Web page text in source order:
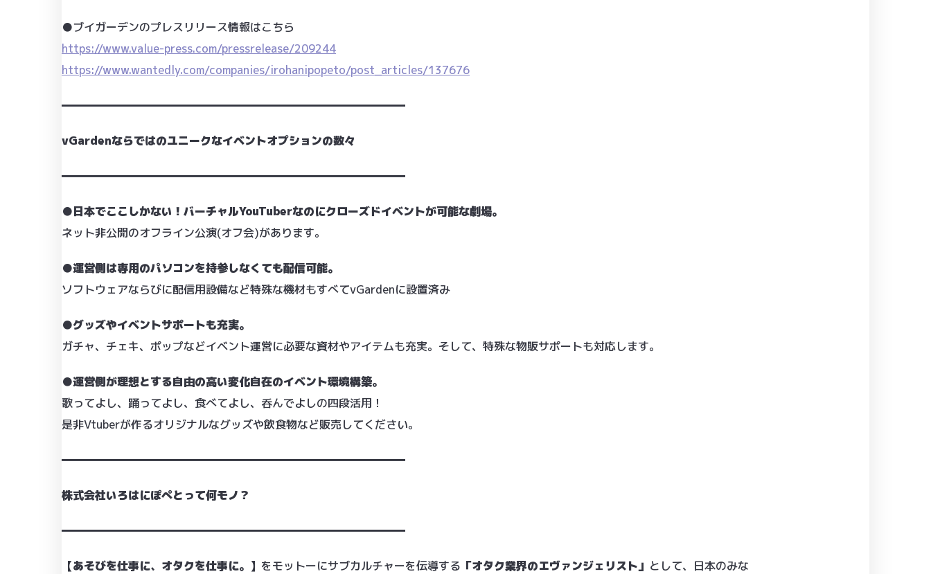
●ブイガーデンのプレスリリース情報はこちら
https://www.value-press.com/pressrelease/209244
https://www.wantedly.com/companies/irohanipopeto/post_articles/137676
━━━━━━━━━━━━━━━━━━━━━━━━━━━━━━━
vGardenならではのユニークなイベントオプションの数々
━━━━━━━━━━━━━━━━━━━━━━━━━━━━━━━
●日本でここしかない！バーチャルYouTuberなのにクローズドイベントが可能な劇場。
ネット非公開のオフライン公演(オフ会)があります。
●運営側は専用のパソコンを持参しなくても配信可能。
ソフトウェアならびに配信用設備など特殊な機材もすべてvGardenに設置済み
●グッズやイベントサポートも充実。
ガチャ、チェキ、ポップなどイベント運営に必要な資材やアイテムも充実。そして、特殊な物販サポートも対応します。
●運営側が理想とする自由の高い変化自在のイベント環境構築。
歌ってよし、踊ってよし、食べてよし、呑んでよしの四段活用！
是非Vtuberが作るオリジナルなグッズや飲食物など販売してください。
━━━━━━━━━━━━━━━━━━━━━━━━━━━━━━━
株式会社いろはにぽぺとって何モノ？
━━━━━━━━━━━━━━━━━━━━━━━━━━━━━━━
【あそびを仕事に、オタクを仕事に。】 をモットーにサブカルチャーを伝導する 「オタク業界のエヴァンジェリスト」 として、日本のみな